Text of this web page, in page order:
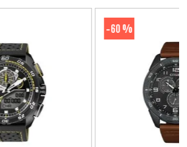
-60 %